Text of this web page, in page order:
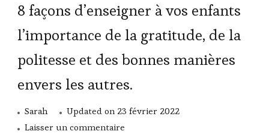
8 façons d’enseigner à vos enfants
l’importance de la gratitude, de la
politesse et des bonnes manières
envers les autres.
Sarah Updated on 23 février 2022
Laisser un commentaire